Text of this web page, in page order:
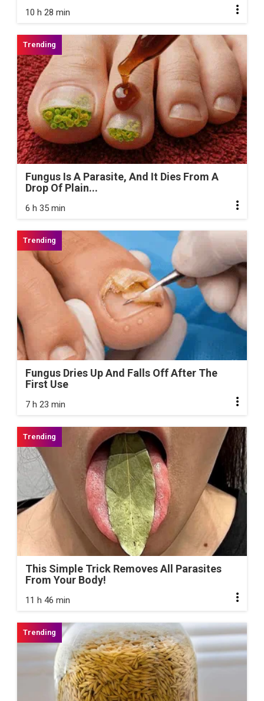
10 h 28 min
Fungus Is A Parasite, And It Dies From A
Drop Of Plain...
6 h 35 min
Fungus Dries Up And Falls Off After The
First Use
7 h 23 min
This Simple Trick Removes All Parasites
From Your Body!
11 h 46 min